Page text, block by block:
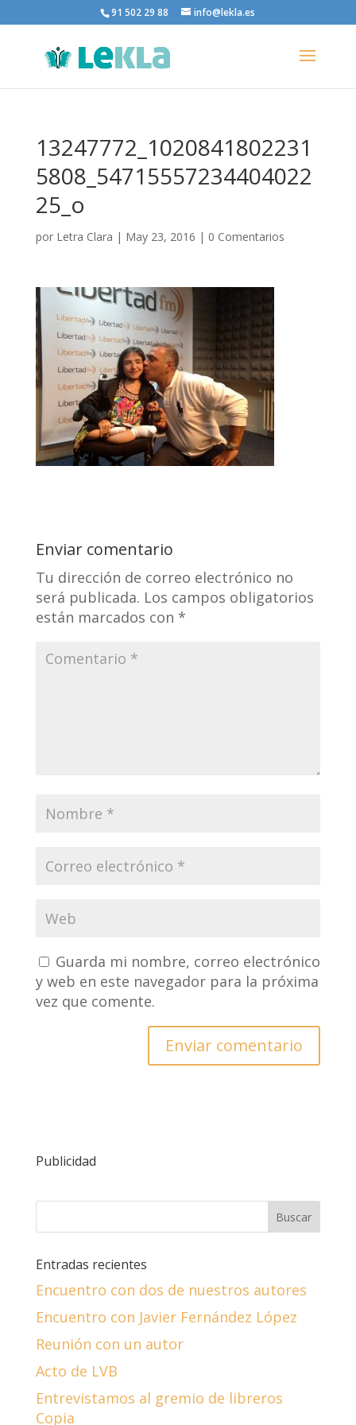
91 502 29 88 info@lekla.es
13247772_1020841802231
5808_54715557234404022
25_o
por Letra Clara | May 23, 2016 | 0 Comentarios
Enviar comentario
Tu dirección de correo electrónico no
será publicada. Los campos obligatorios
están marcados con *
Guarda mi nombre, correo electrónico
y web en este navegador para la próxima
vez que comente.
Publicidad
Entradas recientes
Encuentro con dos de nuestros autores
Encuentro con Javier Fernández López
Reunión con un autor
Acto de LVB
Entrevistamos al gremio de libreros
Copia